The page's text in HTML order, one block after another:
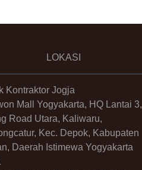
LOKASI
Kontraktor Jogja
Mall Yogyakarta, HQ Lantai 3,
Road Utara, Kaliwaru,
Kec. Depok, Kabupaten
Daerah Istimewa Yogyakarta